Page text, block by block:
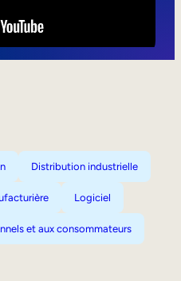
Distribution industrielle
Logiciel
et aux consommateurs